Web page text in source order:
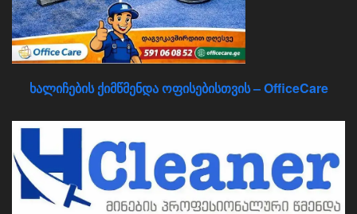
ხალიჩების ქიმწმენდა ოფისებისთვის – OfficeCare